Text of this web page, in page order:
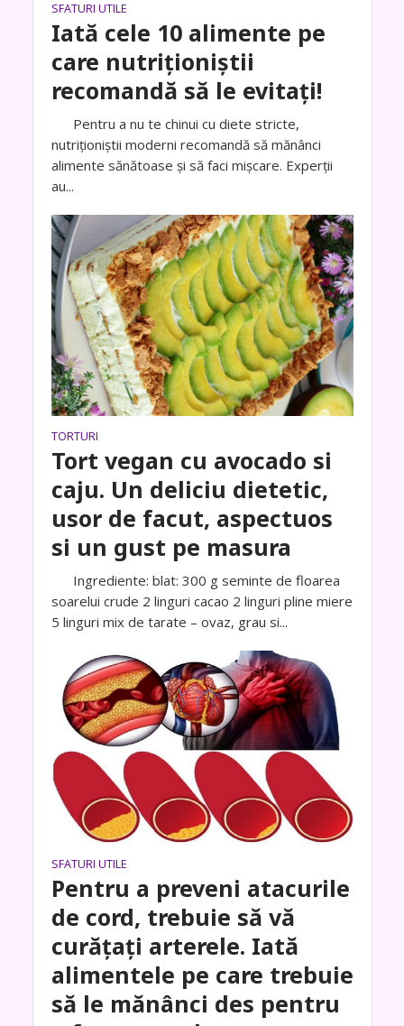
SFATURI UTILE
Iată cele 10 alimente pe
care nutriționiștii
recomandă să le evitați!
Pentru a nu te chinui cu diete stricte,
nutriționiștii moderni recomandă să mănânci
alimente sănătoase și să faci mișcare. Experții
au...
TORTURI
Tort vegan cu avocado si
caju. Un deliciu dietetic,
usor de facut, aspectuos
si un gust pe masura
Ingrediente: blat: 300 g seminte de floarea
soarelui crude 2 linguri cacao 2 linguri pline miere
5 linguri mix de tarate – ovaz, grau si...
SFATURI UTILE
Pentru a preveni atacurile
de cord, trebuie să vă
curățați arterele. Iată
alimentele pe care trebuie
să le mănânci des pentru